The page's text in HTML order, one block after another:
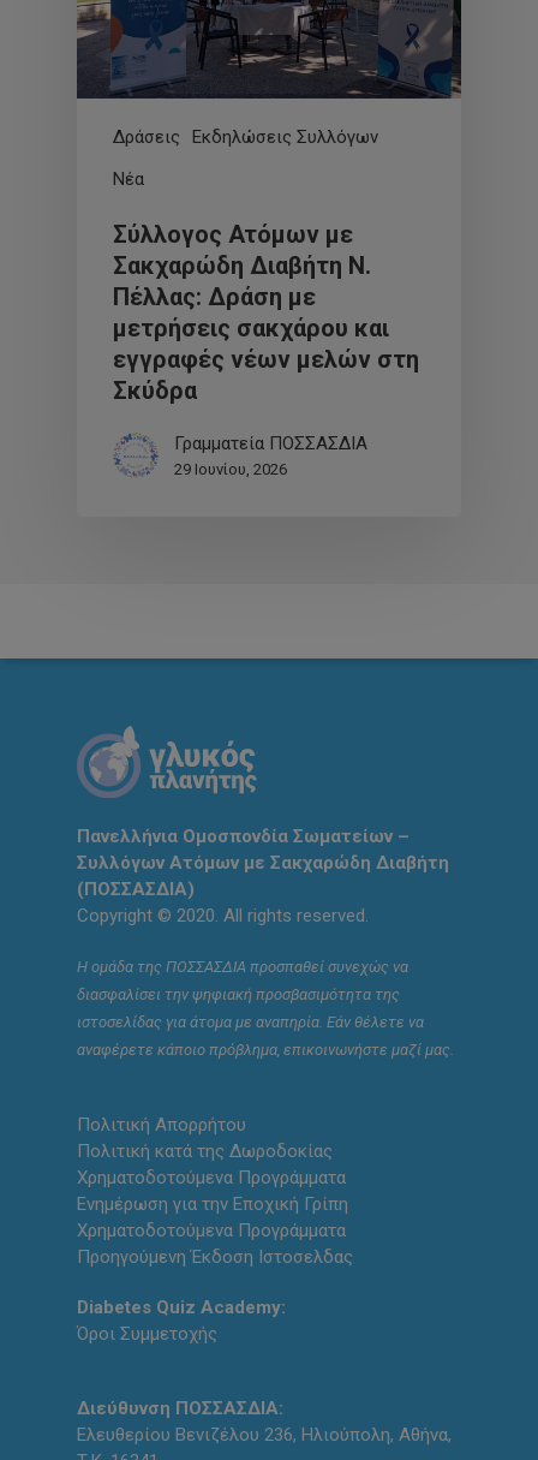
Δράσεις
Εκδηλώσεις Συλλόγων
Νέα
Σύλλογος Ατόμων με
Σακχαρώδη Διαβήτη Ν.
Πέλλας: Δράση με
μετρήσεις σακχάρου και
εγγραφές νέων μελών στη
Σκύδρα
Γραμματεία ΠΟΣΣΑΣΔΙΑ
29 Ιουνίου, 2026
Πανελλήνια Ομοσπονδία Σωματείων –
Συλλόγων Ατόμων με Σακχαρώδη Διαβήτη
(ΠΟΣΣΑΣΔΙΑ)
Copyright © 2020. All rights reserved.
Η ομάδα της ΠΟΣΣΑΣΔΙΑ προσπαθεί συνεχώς να
διασφαλίσει την ψηφιακή προσβασιμότητα της
ιστοσελίδας για άτομα με αναπηρία. Εάν θέλετε να
αναφέρετε κάποιο πρόβλημα, επικοινωνήστε μαζί μας.
Πολιτική Απορρήτου
Πολιτική κατά της Δωροδοκίας
Χρηματοδοτούμενα Προγράμματα
Ενημέρωση για την Εποχική Γρίπη
Χρηματοδοτούμενα Προγράμματα
Προηγούμενη Έκδοση Ιστοσελδας
Diabetes Quiz Academy:
Όροι Συμμετοχής
Διεύθυνση ΠΟΣΣΑΣΔΙΑ:
Ελευθερίου Βενιζέλου 236, Ηλιούπολη, Αθήνα,